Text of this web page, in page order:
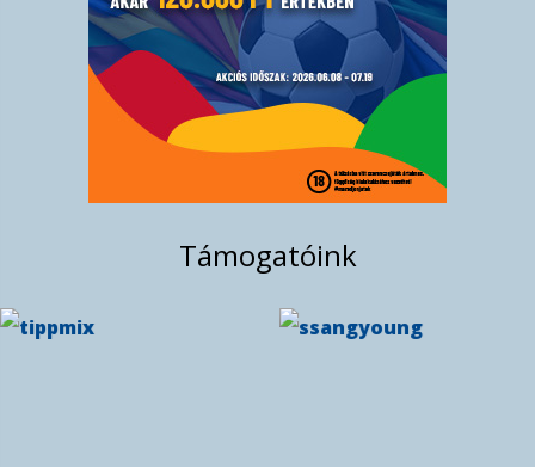
Eurokupa-csoportkör: könnyed győzelem
az Ortigia ellen
Második mérkőzését is megnyerte a BVSC-
Manna ABC a férfi vízilabda Eurokupa-
csoportkörében. Egy remek második negy...
okt. 17, 2024
Támogatóink